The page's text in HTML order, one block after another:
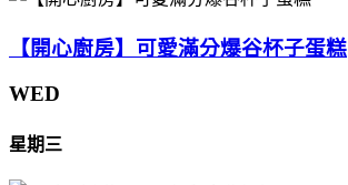
【開心廚房】可愛滿分爆谷杯子蛋糕
WED
星期三